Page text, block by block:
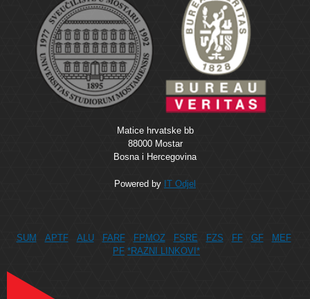
Matice hrvatske bb
88000 Mostar
Bosna i Hercegovina
Powered by IT Odjel
SUM APTF ALU FARF FPMOZ FSRE FZS FF GF
MEF
PF *RAZNI LINKOVI*